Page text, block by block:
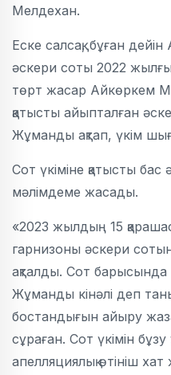
Мелдехан.
Еске салсақ, бұған
әскери соты 2022 жылғы
төрт жасар Айкөркем
қатысты айыпталған
Жұманды ақтап, үкім
Сот үкіміне қатысты
мәлімдеме жасады.
«2023 жылдың 15
гарнизоны әскери
ақталды. Сот
Жұманды кінәлі деп
бостандығын айыру
сұраған. Сот үкімін
апелляциялық өтініш хат